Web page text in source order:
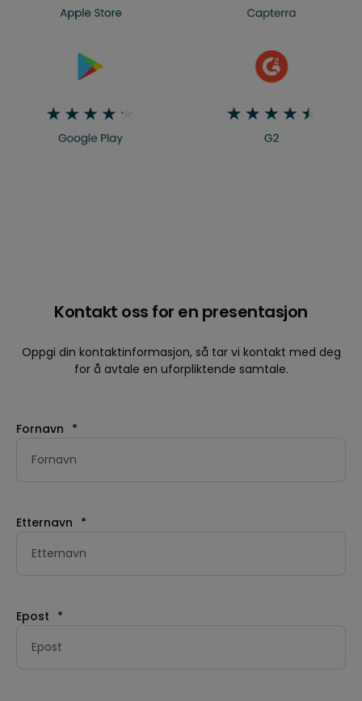
Kontakt oss for en presentasjon
Oppgi din kontaktinformasjon, så tar vi kontakt med deg
for å avtale en uforpliktende samtale.
Fornavn *
Etternavn *
Epost *